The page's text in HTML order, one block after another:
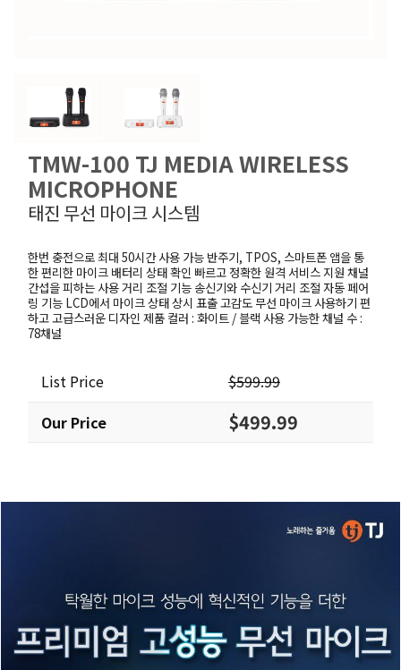
TMW-100 TJ MEDIA WIRELESS
MICROPHONE
태진 무선 마이크 시스템
한번 충전으로 최대 50시간 사용 가능 반주기, TPOS, 스마트폰 앱을 통
한 편리한 마이크 배터리 상태 확인 빠르고 정확한 원격 서비스 지원 채널
간섭을 피하는 사용 거리 조절 기능 송신기와 수신기 거리 조절 자동 페어
링 기능 LCD에서 마이크 상태 상시 표출 고감도 무선 마이크 사용하기 편
하고 고급스러운 디자인 제품 컬러 : 화이트 / 블랙 사용 가능한 채널 수 :
78채널
List Price
$599.99
Our Price
$499.99